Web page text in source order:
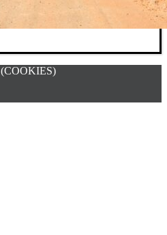
אתר זה משתמש בקבצי ״עוגיות״ (COOKIES)